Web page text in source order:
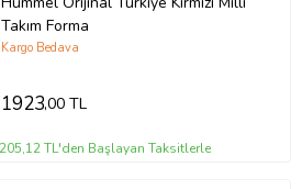
Takım Forma
Kargo Bedava
1923,00 TL
205,12 TL'den Başlayan Taksitlerle